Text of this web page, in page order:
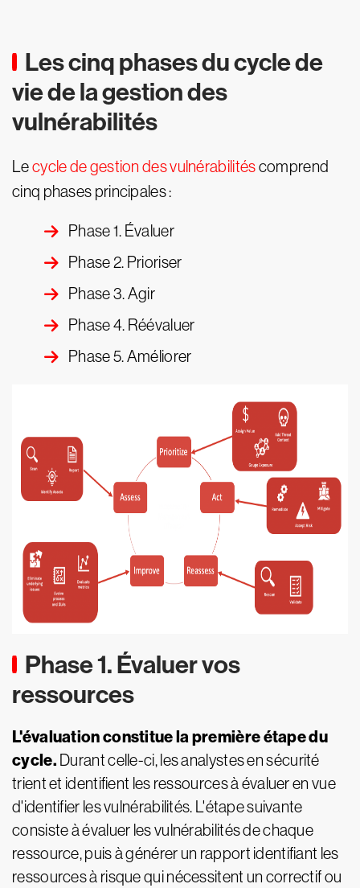
Les cinq phases du cycle de
vie de la gestion des
vulnérabilités
Lecycle de gestion des vulnérabilitéscomprend
cinq phases principales :
Phase 1. Évaluer
Phase 2. Prioriser
Phase 3. Agir
Phase 4. Réévaluer
Phase 5. Améliorer
Phase 1. Évaluer vos
ressources
L'évaluation constitue la première étape du
cycle. Durant celle-ci, les analystes en sécurité
trient et identifient les ressources à évaluer en vue
d'identifier les vulnérabilités. L'étape suivante
consiste à évaluer les vulnérabilités de chaque
ressource, puis à générer un rapport identifiant les
ressources à risque qui nécessitent un correctif ou